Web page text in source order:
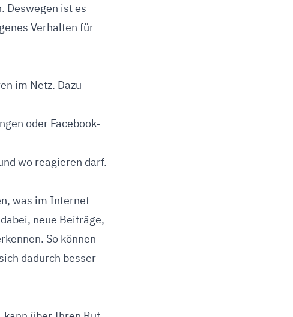
Deswegen ist es
Verhalten für
im Netz. Dazu
oder Facebook-
wo reagieren darf.
was im Internet
neue Beiträge,
So können
dadurch besser